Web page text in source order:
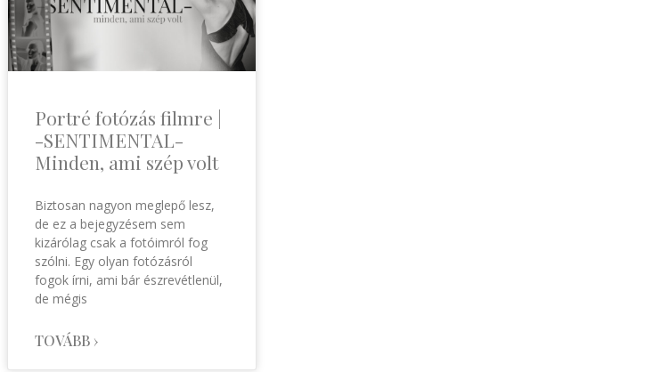
Portré fotózás filmre |
-SENTIMENTAL-
Minden, ami szép volt
Biztosan nagyon meglepő lesz,
de ez a bejegyzésem sem
kizárólag csak a fotóimról fog
szólni. Egy olyan fotózásról
fogok írni, ami bár észrevétlenül,
de mégis
TOVÁBB ›